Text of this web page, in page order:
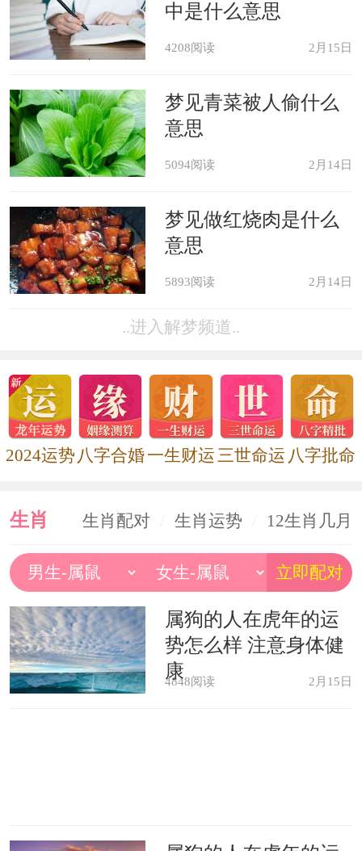
中是什么意思
4208阅读 2月15日
梦见青菜被人偷什么
意思
5094阅读 2月14日
梦见做红烧肉是什么
意思
5893阅读 2月14日
..进入解梦频道..
2024运势 八字合婚一生财运 三世命运 八字批命
生肖 生肖配对 生肖运势 12生肖几月
生最好
属狗的人在虎年的运
势怎么样 注意身体健
康
4848阅读 2月15日